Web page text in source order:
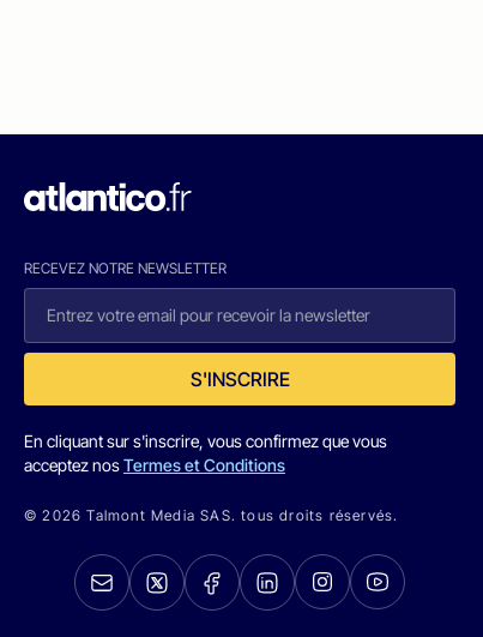
RECEVEZ NOTRE NEWSLETTER
S'INSCRIRE
En cliquant sur s'inscrire, vous confirmez que vous
acceptez nosTermes et Conditions
© 2026 Talmont Media SAS. tous droits réservés.